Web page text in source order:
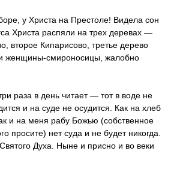
у Христа на Престоле! Видела сон
Христа распяли на трех деревах —
второе Кипарисово, третье дерево
женщины-смироносицы, жалобно
раза в день читает — тот в воде не
и на суде не осудится. Как на хлеб
и на меня рабу Божью (собственное
просите) нет суда и не будет никогда.
Духа. Ныне и присно и во веки